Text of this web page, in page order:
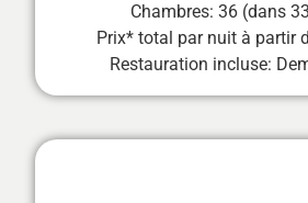
Chambres: 36 (dans
Prix* total par nuit à partir
Restauration incluse: